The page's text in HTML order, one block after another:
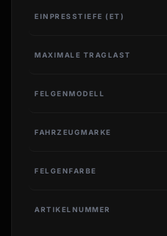
EINPRESSTIEFE (ET)
MAXIMALE TRAGLAST
FELGENMODELL
FAHRZEUGMARKE
FELGENFARBE
ARTIKELNUMMER